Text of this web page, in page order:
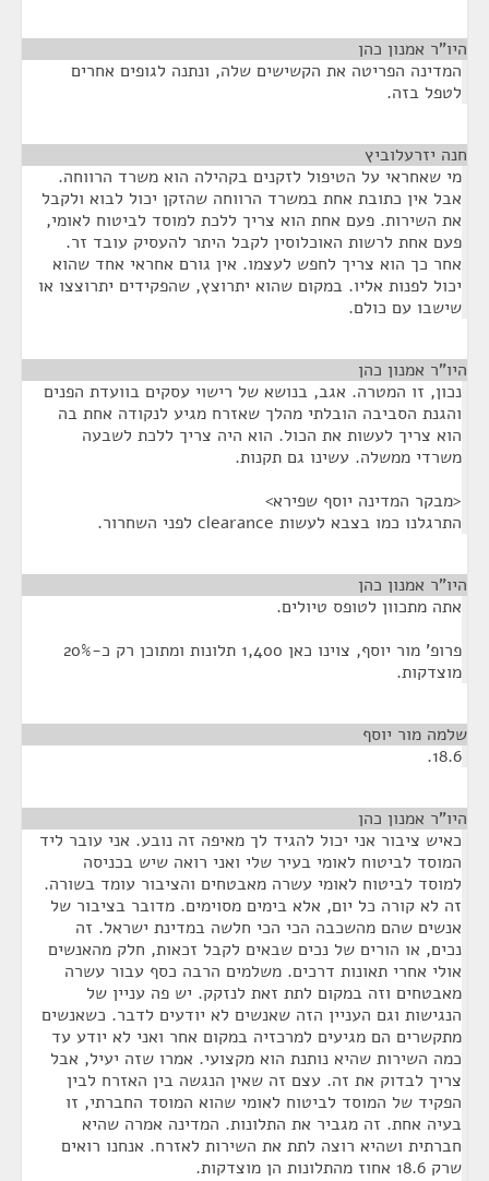
היו"ר אמנון כהן
המדינה הפריטה את הקשישים שלה, ונתנה לגופים אחרים
לטפל בזה.
חנה יזרעלוביץ
מי שאחראי על הטיפול לזקנים בקהילה הוא משרד הרווחה.
אבל אין כתובת אחת במשרד הרווחה שהזקן יכול לבוא ולקבל
את השירות. פעם אחת הוא צריך ללכת למוסד לביטוח לאומי,
פעם אחת לרשות האוכלוסין לקבל היתר להעסיק עובד זר.
אחר כך הוא צריך לחפש לעצמו. אין גורם אחראי אחד שהוא
יכול לפנות אליו. במקום שהוא יתרוצץ, שהפקידים יתרוצצו או
שישבו עם כולם.
היו"ר אמנון כהן
נכון, זו המטרה. אגב, בנושא של רישוי עסקים בוועדת הפנים
והגנת הסביבה הובלתי מהלך שאזרח מגיע לנקודה אחת בה
הוא צריך לעשות את הכול. הוא היה צריך ללכת לשבעה
משרדי ממשלה. עשינו גם תקנות.
<מבקר המדינה יוסף שפירא>
התרגלנו כמו בצבא לעשות clearance לפני השחרור.
היו"ר אמנון כהן
אתה מתכוון לטופס טיולים.
פרופ' מור יוסף, צוינו כאן 1,400 תלונות ומתוכן רק כ-20%
מוצדקות.
שלמה מור יוסף
18.6.
היו"ר אמנון כהן
כאיש ציבור אני יכול להגיד לך מאיפה זה נובע. אני עובר ליד
המוסד לביטוח לאומי בעיר שלי ואני רואה שיש בכניסה
למוסד לביטוח לאומי עשרה מאבטחים והציבור עומד בשורה.
זה לא קורה כל יום, אלא בימים מסוימים. מדובר בציבור של
אנשים שהם מהשכבה הכי הכי חלשה במדינת ישראל. זה
נכים, או הורים של נכים שבאים לקבל זכאות, חלק מהאנשים
אולי אחרי תאונות דרכים. משלמים הרבה כסף עבור עשרה
מאבטחים וזה במקום לתת זאת לנזקק. יש פה עניין של
הנגישות וגם העניין הזה שאנשים לא יודעים לדבר. כשאנשים
מתקשרים הם מגיעים למרכזיה במקום אחר ואני לא יודע עד
כמה השירות שהיא נותנת הוא מקצועי. אמרו שזה יעיל, אבל
צריך לבדוק את זה. עצם זה שאין הנגשה בין האזרח לבין
הפקיד של המוסד לביטוח לאומי שהוא המוסד החברתי, זו
בעיה אחת. זה מגביר את התלונות. המדינה אמרה שהיא
חברתית ושהיא רוצה לתת את השירות לאזרח. אנחנו רואים
שרק 18.6 אחוז מהתלונות הן מוצדקות.